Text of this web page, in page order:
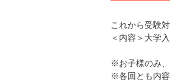
これから受験
＜内容＞大学
※お子様のみ、
※各回とも内容